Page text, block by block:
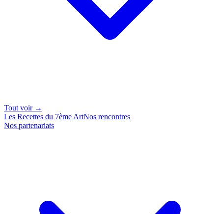
Tout voir →
Les Recettes du 7ème ArtNos rencontres
Nos partenariats